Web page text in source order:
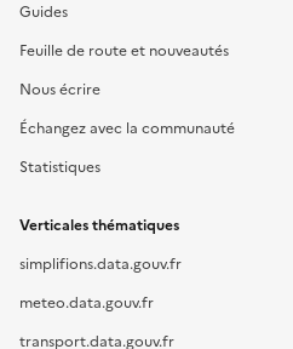
Guides
Feuille de route et nouveautés
Nous écrire
Échangez avec la communauté
Statistiques
Verticales thématiques
simplifions.data.gouv.fr
meteo.data.gouv.fr
transport.data.gouv.fr